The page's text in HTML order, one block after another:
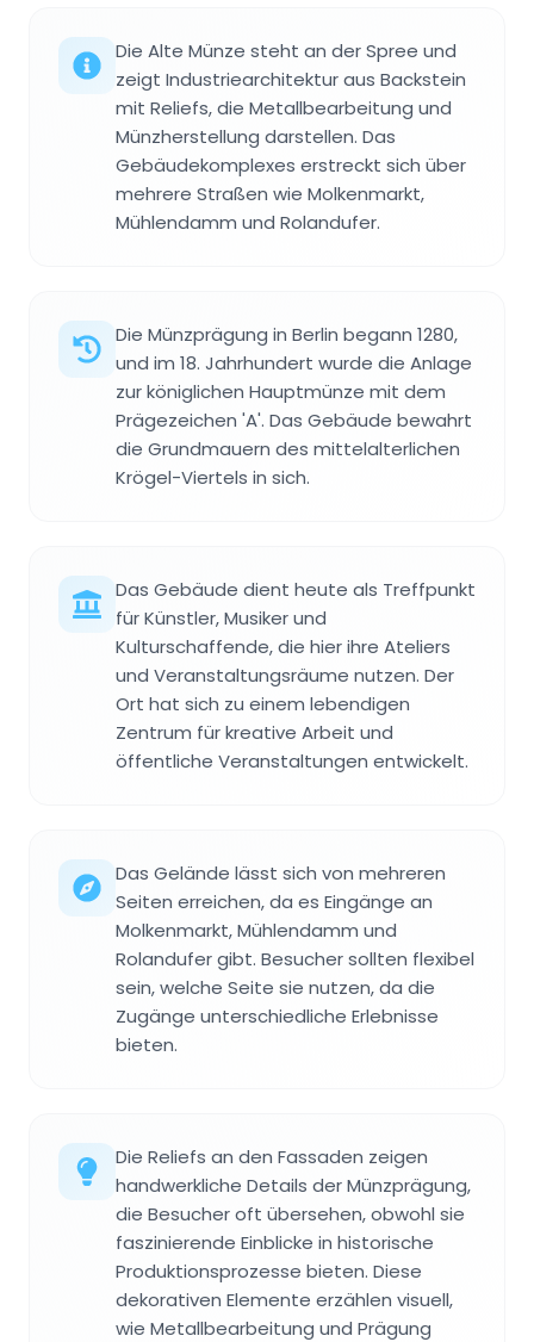
Die Alte Münze steht an der Spree und
zeigt Industriearchitektur aus Backstein
mit Reliefs, die Metallbearbeitung und
Münzherstellung darstellen. Das
Gebäudekomplexes erstreckt sich über
mehrere Straßen wie Molkenmarkt,
Mühlendamm und Rolandufer.
Die Münzprägung in Berlin begann 1280,
und im 18. Jahrhundert wurde die Anlage
zur königlichen Hauptmünze mit dem
Prägezeichen 'A'. Das Gebäude bewahrt
die Grundmauern des mittelalterlichen
Krögel-Viertels in sich.
Das Gebäude dient heute als Treffpunkt
für Künstler, Musiker und
Kulturschaffende, die hier ihre Ateliers
und Veranstaltungsräume nutzen. Der
Ort hat sich zu einem lebendigen
Zentrum für kreative Arbeit und
öffentliche Veranstaltungen entwickelt.
Das Gelände lässt sich von mehreren
Seiten erreichen, da es Eingänge an
Molkenmarkt, Mühlendamm und
Rolandufer gibt. Besucher sollten flexibel
sein, welche Seite sie nutzen, da die
Zugänge unterschiedliche Erlebnisse
bieten.
Die Reliefs an den Fassaden zeigen
handwerkliche Details der Münzprägung,
die Besucher oft übersehen, obwohl sie
faszinierende Einblicke in historische
Produktionsprozesse bieten. Diese
dekorativen Elemente erzählen visuell,
wie Metallbearbeitung und Prägung